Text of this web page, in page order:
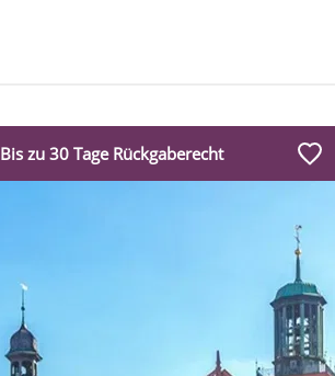
Bis zu 30 Tage Rückgaberecht